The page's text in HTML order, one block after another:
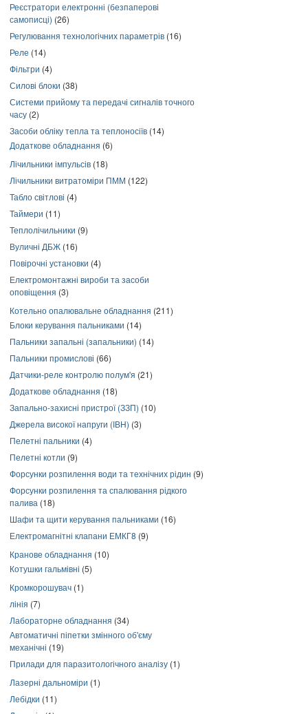
Реєстратори електронні (безпаперові
самописці) (26)
Регулювання технологічних параметрів (16)
Реле (14)
Фільтри (4)
Силові блоки (38)
Системи прийому та передачі сигналів точного
часу (2)
Засоби обліку тепла та теплоносіїв (14)
Додаткове обладнання (6)
Лічильники імпульсів (18)
Лічильники витратоміри ПММ (122)
Табло світлові (4)
Таймери (11)
Теплолічильники (9)
Вуличні ДБЖ (16)
Повірочні установки (4)
Електромонтажні вироби та засоби
оповіщення (3)
Котельно опалювальне обладнання (211)
Блоки керування пальниками (14)
Пальники запальні (запальники) (14)
Пальники промислові (66)
Датчики-реле контролю полум'я (21)
Додаткове обладнання (18)
Запально-захисні пристрої (ЗЗП) (10)
Джерела високої напруги (ІВН) (3)
Пелетні пальники (4)
Пелетні котли (9)
Форсунки розпилення води та технічних рідин (9)
Форсунки розпилення та спалювання рідкого
палива (18)
Шафи та щити керування пальниками (16)
Електромагнітні клапани ЕМКГ8 (9)
Кранове обладнання (10)
Котушки гальмівні (5)
Кромкорошувач (1)
лінія (7)
Лабораторне обладнання (34)
Автоматичні піпетки змінного об'єму
механічні (19)
Прилади для паразитологічного аналізу (1)
Лазерні дальноміри (1)
Лебідки (11)